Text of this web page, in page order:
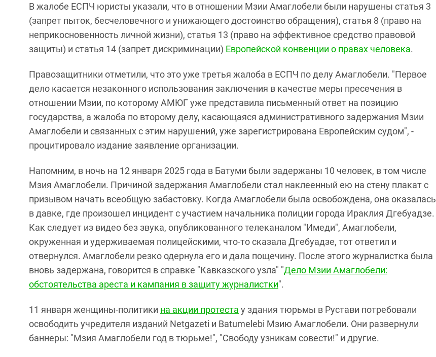
В жалобе ЕСПЧ юристы указали, что в отношении Мзии Амаглобели были нарушены статья 3
(запрет пыток, бесчеловечного и унижающего достоинство обращения), статья 8 (право на
неприкосновенность личной жизни), статья 13 (право на эффективное средство правовой
защиты) и статья 14 (запрет дискриминации) Европейской конвенции о правах человека.
Правозащитники отметили, что это уже третья жалоба в ЕСПЧ по делу Амаглобели. "Первое
дело касается незаконного использования заключения в качестве меры пресечения в
отношении Мзии, по которому АМЮГ уже представила письменный ответ на позицию
государства, а жалоба по второму делу, касающаяся административного задержания Мзии
Амаглобели и связанных с этим нарушений, уже зарегистрирована Европейским судом", -
процитировало издание заявление организации.
Напомним, в ночь на 12 января 2025 года в Батуми были задержаны 10 человек, в том числе
Мзия Амаглобели. Причиной задержания Амаглобели стал наклеенный ею на стену плакат с
призывом начать всеобщую забастовку. Когда Амаглобели была освобождена, она оказалась
в давке, где произошел инцидент с участием начальника полиции города Ираклия Дгебуадзе.
Как следует из видео без звука, опубликованного телеканалом "Имеди", Амаглобели,
окруженная и удерживаемая полицейскими, что-то сказала Дгебуадзе, тот ответил и
отвернулся. Амаглобели резко одернула его и дала пощечину. После этого журналистка была
вновь задержана, говорится в справке "Кавказского узла" "Дело Мзии Амаглобели:
обстоятельства ареста и кампания в защиту журналистки".
11 января женщины-политики на акции протеста у здания тюрьмы в Рустави потребовали
освободить учредителя изданий Netgazeti и Batumelebi Мзию Амаглобели. Они развернули
баннеры: "Мзия Амаглобели год в тюрьме!", "Свободу узникам совести!" и другие.